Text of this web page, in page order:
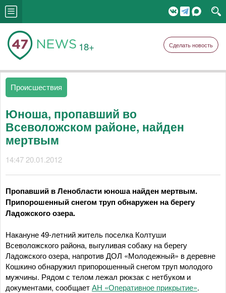
18+ Сделать новость
Происшествия
Юноша, пропавший во
Всеволожском районе, найден
мертвым
14:47 20.01.2012
Пропавший в Ленобласти юноша найден мертвым.
Припорошенный снегом труп обнаружен на берегу
Ладожского озера.
Накануне 49-летний житель поселка Колтуши
Всеволожского района, выгуливая собаку на берегу
Ладожского озера, напротив ДОЛ «Молодежный» в деревне
Кошкино обнаружил припорошенный снегом труп молодого
мужчины. Рядом с телом лежал рюкзак с нетбуком и
документами, сообщаетАН «Оперативное прикрытие».